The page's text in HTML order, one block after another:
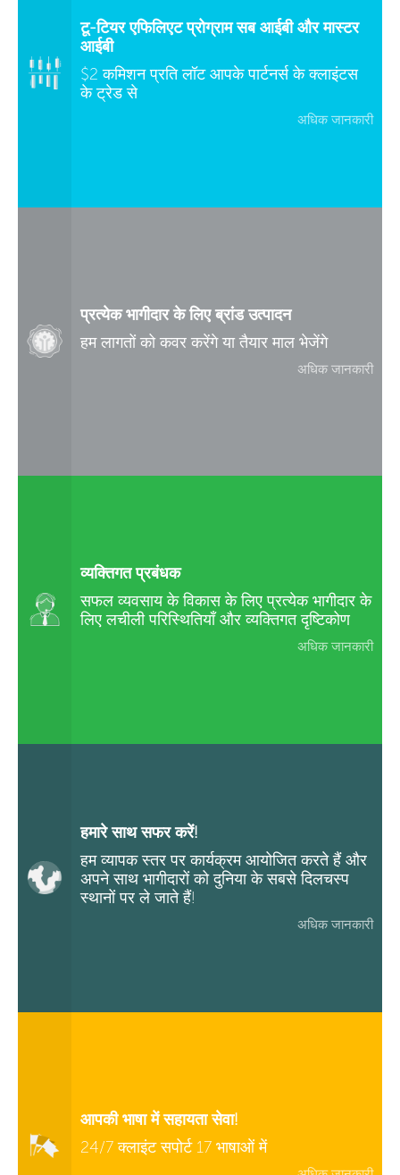
टू-टियर एफिलिएट प्रोग्राम सब आईबी और मास्टर
आईबी
$2 कमिशन प्रति लॉट आपके पार्टनर्स के क्लाइंटस
के ट्रेड से
अधिक जानकारी
प्रत्येक भागीदार के लिए ब्रांड उत्पादन
हम लागतों को कवर करेंगे या तैयार माल भेजेंगे
अधिक जानकारी
व्यक्तिगत प्रबंधक
सफल व्यवसाय के विकास के लिए प्रत्येक भागीदार के
लिए लचीली परिस्थितियाँ और व्यक्तिगत दृष्टिकोण
अधिक जानकारी
हमारे साथ सफर करें!
हम व्यापक स्तर पर कार्यक्रम आयोजित करते हैं और
अपने साथ भागीदारों को दुनिया के सबसे दिलचस्प
स्थानों पर ले जाते हैं!
अधिक जानकारी
आपकी भाषा में सहायता सेवा!
24/7 क्लाइंट सपोर्ट 17 भाषाओं में